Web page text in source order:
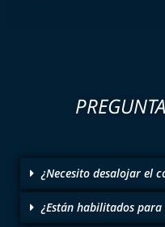
¿Necesito desalojar el
¿Están habilitados